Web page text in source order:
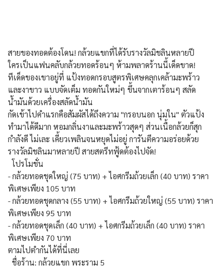
สายของทอดต้องโดน! กล้วยแขกที่ได้รับรางวัลมิชลินหลายปี
ใครเป็นแฟนคลับกล้วยทอดร้อนๆ ห้ามพลาดร้านนี้เด็ดขาด!
ทีเด็ดของเขาอยู่ที่ แป้งทอดกรอบสูตรพิเศษคลุกเคล้ามะพร้าว
และงาขาว แบบจัดเต็ม ทอดกันใหม่ๆ ขึ้นจากเตาร้อนๆ สลัด
น้ำมันด้วยเครื่องสลัดน้ำมัน
กัดเข้าไปคำแรกคือสัมผัสได้ถึงความ "กรอบนอก นุ่มใน" ตัวแป้ง
ทำมาได้ดีมาก หอมกลิ่นงาและมะพร้าวสุดๆ ส่วนเนื้อกล้วยก็สุก
กำลังดี ไม่เละ เคี้ยวเพลินจนหยุดไม่อยู่ การันตีความอร่อยด้วย
รางวัลมิชลินมาหลายปี สายสตรีทฟู้ดต้องไปจัด!
โปรโมชั่น
- กล้วยทอดชุดใหญ่ (75 บาท) + ไอศกรีมถ้วยเล็ก (40 บาท) ราคา
พิเศษเพียง 105 บาท
- กล้วยทอดชุดกลาง (55 บาท) + ไอศกรีมถ้วยใหญ่ (55 บาท) ราคา
พิเศษเพียง 95 บาท
- กล้วยทอดชุดเล็ก (40 บาท) + ไอศกรีมถ้วยเล็ก (40 บาท) ราคา
พิเศษเพียง 70 บาท
ตามไปตำกันได้ที่นี่เลย
ชื่อร้าน: กล้วยแขก พระราม 5